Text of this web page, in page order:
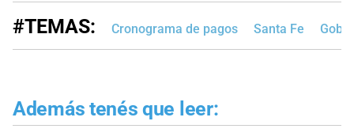
#TEMAS: Cronograma de pagos Santa Fe
Además tenés que leer: